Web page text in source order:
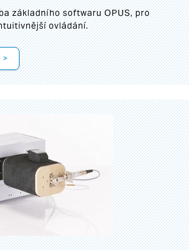
základního softwaru OPUS, pro
ovládání.
>